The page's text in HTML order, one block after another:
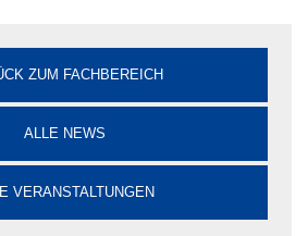
ZUM FACHBEREICH
ALLE NEWS
VERANSTALTUNGEN